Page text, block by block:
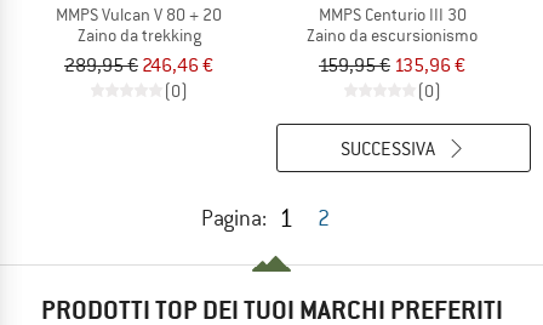
MMPS Vulcan V 80 + 20
Zaino da trekking
289,95 € 246,46 €
(0)
MMPS Centurio III 30
Zaino da escursionismo
159,95 € 135,96 €
(0)
Pagina: 1 2
SUCCESSIVA
PRODOTTI TOP DEI TUOI MARCHI PREFERITI